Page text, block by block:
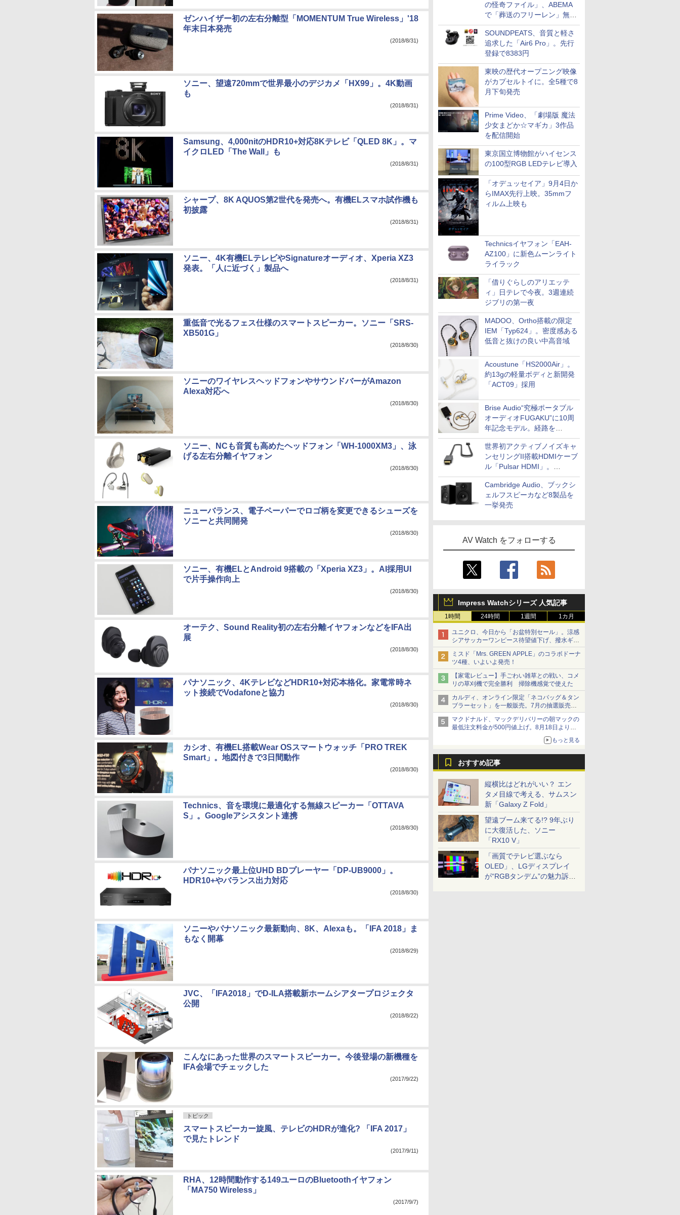
の怪奇ファイル」、ABEMA
で「葬送のフリーレン」無料
配信など。夏の特番・配信情
報
SOUNDPEATS、音質と軽さ
追求した「Air6 Pro」。先行
登録で8383円
東映の歴代オープニング映像
がカプセルトイに。全5種で8
月下旬発売
Prime Video、「劇場版 魔法
少女まどか☆マギカ」3作品
を配信開始
東京国立博物館がハイセンス
の100型RGB LEDテレビ導入
「オデュッセイア」9月4日か
らIMAX先行上映。35mmフ
ィルム上映も
Technicsイヤフォン「EAH-
AZ100」に新色ムーンライト
ライラック
「借りぐらしのアリエッテ
ィ」日テレで今夜。3週連続
ジブリの第一夜
MADOO、Ortho搭載の限定
IEM「Typ624」。密度感ある
低音と抜けの良い中高音域
Acoustune「HS2000Air」。
約13gの軽量ボディと新開発
「ACT09」採用
Brise Audio“究極ポータブル
オーディオFUGAKU”に10周
年記念モデル。経路を
NISHIKIで統一。400万円
世界初アクティブノイズキャ
ンセリングII搭載HDMIケーブ
ル「Pulsar HDMI」。
SilentPowerから
Cambridge Audio、ブックシ
ェルフスピーカなど8製品を
一挙発売
AV Watch をフォローする
Impress Watchシリーズ 人気記事
1時間 24時間 1週間 1カ月
ユニクロ、今日から「お盆特別セール」。涼感
シアサッカーワンピース待望値下げ、撥水ギア
ショーツは1990円に
ミスド「Mrs. GREEN APPLE」のコラボドーナ
ツ4種、いよいよ発売！
【家電レビュー】手ごわい雑草との戦い、コメ
リの草刈機で完全勝利 掃除機感覚で使えた
カルディ、オンライン限定「ネコバッグ＆タン
ブラーセット」を一般販売。7月の抽選販売の
当選無効分
マクドナルド、マックデリバリーの朝マックの
最低注文料金が500円値上げ。8月18日より
もっと見る
おすすめ記事
縦横比はどれがいい？ エン
タメ目線で考える、サムスン
新「Galaxy Z Fold」
望遠ブーム来てる!? 9年ぶり
に大復活した、ソニー
「RX10 V」
「画質でテレビ選ぶなら
OLED」、LGディスプレイ
が“RGBタンデム”の魅力訴
ゼンハイザー初の左右分離型「MOMENTUM True Wireless」'18
年末日本発売
(2018/8/31)
ソニー、望遠720mmで世界最小のデジカメ「HX99」。4K動画
も
(2018/8/31)
Samsung、4,000nitのHDR10+対応8Kテレビ「QLED 8K」。マ
イクロLED「The Wall」も
(2018/8/31)
シャープ、8K AQUOS第2世代を発売へ。有機ELスマホ試作機も
初披露
(2018/8/31)
ソニー、4K有機ELテレビやSignatureオーディオ、Xperia XZ3
発表。「人に近づく」製品へ
(2018/8/31)
重低音で光るフェス仕様のスマートスピーカー。ソニー「SRS-
XB501G」
(2018/8/30)
ソニーのワイヤレスヘッドフォンやサウンドバーがAmazon
Alexa対応へ
(2018/8/30)
ソニー、NCも音質も高めたヘッドフォン「WH-1000XM3」、泳
げる左右分離イヤフォン
(2018/8/30)
ニューバランス、電子ペーパーでロゴ柄を変更できるシューズを
ソニーと共同開発
(2018/8/30)
ソニー、有機ELとAndroid 9搭載の「Xperia XZ3」。AI採用UI
で片手操作向上
(2018/8/30)
オーテク、Sound Reality初の左右分離イヤフォンなどをIFA出
展
(2018/8/30)
パナソニック、4KテレビなどHDR10+対応本格化。家電常時ネ
ット接続でVodafoneと協力
(2018/8/30)
カシオ、有機EL搭載Wear OSスマートウォッチ「PRO TREK
Smart」。地図付きで3日間動作
(2018/8/30)
Technics、音を環境に最適化する無線スピーカー「OTTAVA
S」。Googleアシスタント連携
(2018/8/30)
パナソニック最上位UHD BDプレーヤー「DP-UB9000」。
HDR10+やバランス出力対応
(2018/8/30)
ソニーやパナソニック最新動向、8K、Alexaも。「IFA 2018」ま
もなく開幕
(2018/8/29)
JVC、「IFA2018」でD-ILA搭載新ホームシアタープロジェクタ
公開
(2018/8/22)
こんなにあった世界のスマートスピーカー。今後登場の新機種を
IFA会場でチェックした
(2017/9/22)
トピック
スマートスピーカー旋風、テレビのHDRが進化? 「IFA 2017」
で見たトレンド
(2017/9/11)
RHA、12時間動作する149ユーロのBluetoothイヤフォン
「MA750 Wireless」
(2017/9/7)